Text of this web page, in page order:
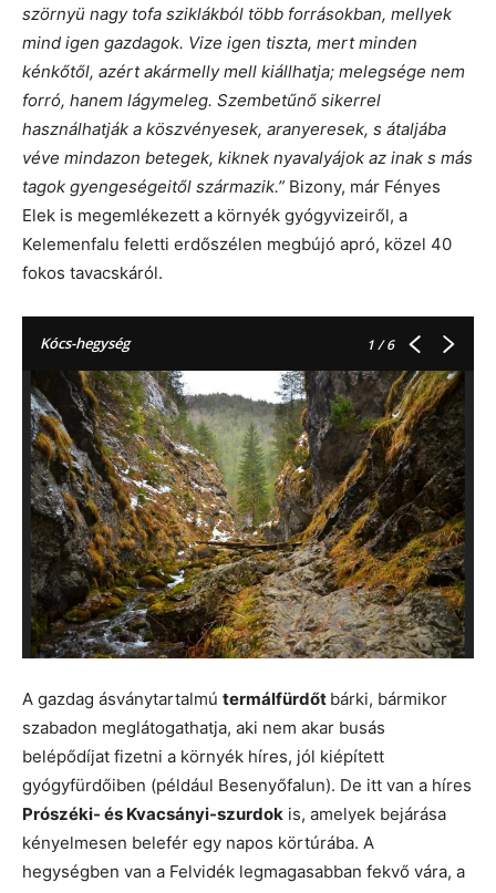
szörnyü nagy tofa sziklákból több forrásokban, mellyek
mind igen gazdagok. Vize igen tiszta, mert minden
kénkőtől, azért akármelly mell kiállhatja; melegsége nem
forró, hanem lágymeleg. Szembetűnő sikerrel
használhatják a köszvényesek, aranyeresek, s átaljába
véve mindazon betegek, kiknek nyavalyájok az inak s más
tagok gyengeségeitől származik.” Bizony, már Fényes
Elek is megemlékezett a környék gyógyvizeiről, a
Kelemenfalu feletti erdőszélen megbújó apró, közel 40
fokos tavacskáról.
Kócs-hegység 1/ 6
A gazdag ásványtartalmú termálfürdőt bárki, bármikor
szabadon meglátogathatja, aki nem akar busás
belépődíjat fizetni a környék híres, jól kiépített
gyógyfürdőiben (például Besenyőfalun). De itt van a híres
Prószéki- és Kvacsányi-szurdok is, amelyek bejárása
kényelmesen belefér egy napos körtúrába. A
hegységben van a Felvidék legmagasabban fekvő vára, a